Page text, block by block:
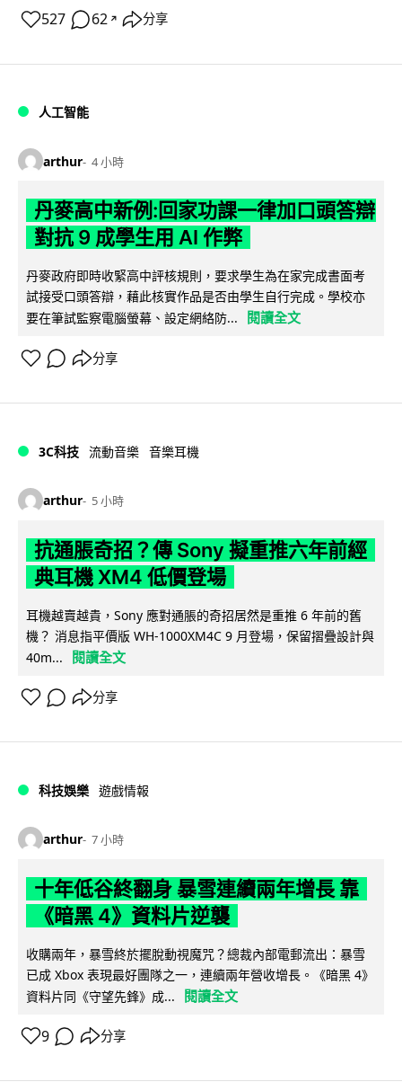
527 62 ↗ 分享
人工智能
arthur 4 小時
丹麥高中新例:回家功課一律加口頭答辯
對抗 9 成學生用 AI 作弊
丹麥政府即時收緊高中評核規則，要求學生為在家完成書面考
試接受口頭答辯，藉此核實作品是否由學生自行完成。學校亦
要在筆試監察電腦螢幕、設定網絡防...
閱讀全文
分享
3C科技 流動音樂 音樂耳機
arthur 5 小時
抗通脹奇招？傳 Sony 擬重推六年前經
典耳機 XM4 低價登場
耳機越賣越貴，Sony 應對通脹的奇招居然是重推 6 年前的舊
機？ 消息指平價版 WH-1000XM4C 9 月登場，保留摺疊設計與
40m...
閱讀全文
分享
科技娛樂 遊戲情報
arthur 7 小時
十年低谷終翻身 暴雪連續兩年增長 靠
《暗黑 4》資料片逆襲
收購兩年，暴雪終於擺脫動視魔咒？總裁內部電郵流出：暴雪
已成 Xbox 表現最好團隊之一，連續兩年營收增長。《暗黑 4》
資料片同《守望先鋒》成...
閱讀全文
9 分享